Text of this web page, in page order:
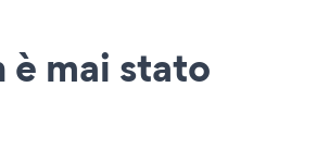
è mai stato